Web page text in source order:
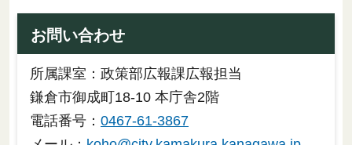
お問い合わせ
所属課室：政策部広報課広報担当
鎌倉市御成町18-10 本庁舎2階
電話番号： 0467-61-3867